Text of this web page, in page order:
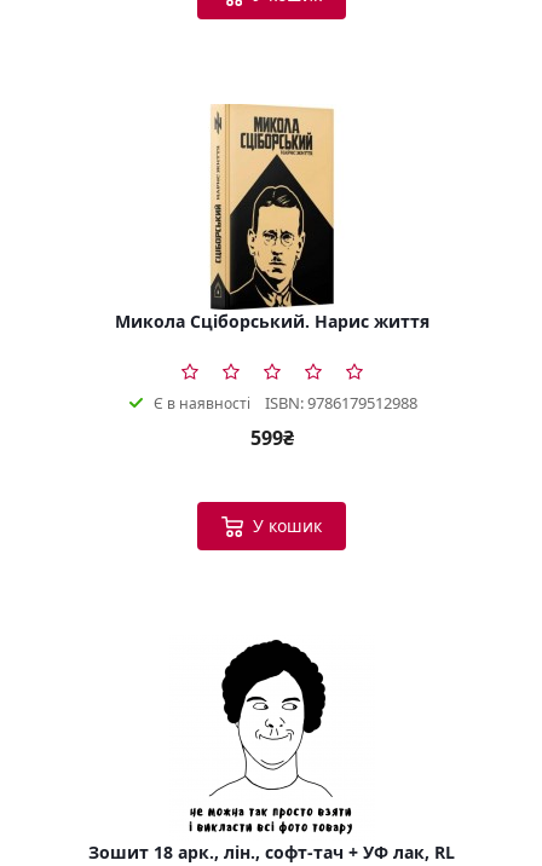
Микола Сціборський. Нарис життя
Є в наявності ISBN: 9786179512988
599₴
У кошик
Зошит 18 арк., лін., софт-тач + УФ лак, RL